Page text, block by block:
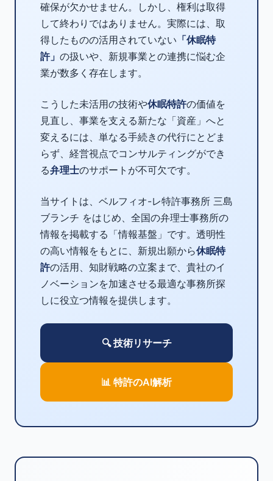
確保が欠かせません。しかし、権利は取得
して終わりではありません。実際には、取
得したものの活用されていない 「休眠特
許」 の扱いや、新規事業との連携に悩む企
業が数多く存在します。
こうした未活用の技術や休眠特許の価値を
見直し、事業を支える新たな「資産」へと
変えるには、単なる手続きの代行にとどま
らず、経営視点でコンサルティングができ
る弁理士のサポートが不可欠です。
当サイトは、ベルフィオ-レ特許事務所 三島
ブランチ をはじめ、全国の弁理士事務所の
情報を掲載する「情報基盤」です。透明性
の高い情報をもとに、新規出願から休眠特
許の活用、知財戦略の立案まで、貴社のイ
ノベーションを加速させる最適な事務所探
しに役立つ情報を提供します。
🔍 技術リサーチ
📊 特許のAI解析